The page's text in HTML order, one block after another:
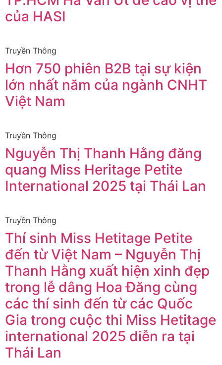
của HASI
Truyền Thông
Hơn 750 phiên B2B tại sự kiện
lớn nhất năm của ngành CNHT
Việt Nam
Truyền Thông
Nguyễn Thị Thanh Hằng đăng
quang Miss Heritage Petite
International 2025 tại Thái Lan
Truyền Thông
Thí sinh Miss Hetitage Petite
đến từ Việt Nam – Nguyễn Thị
Thanh Hằng xuất hiện xinh đẹp
trong lễ dâng Hoa Đăng cùng
các thí sinh đến từ các Quốc
Gia trong cuộc thi Miss Hetitage
international 2025 diễn ra tại
Thái Lan